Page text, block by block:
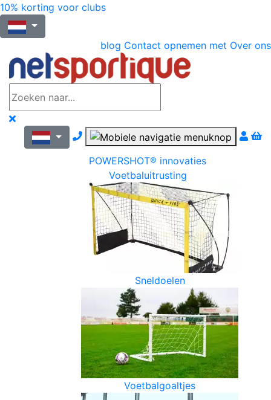
10% korting voor clubs
blog Contact opnemen met Over ons
Nous contacter par téléphone
POWERSHOT® innovaties
Voetbaluitrusting
Sneldoelen
Voetbalgoaltjes